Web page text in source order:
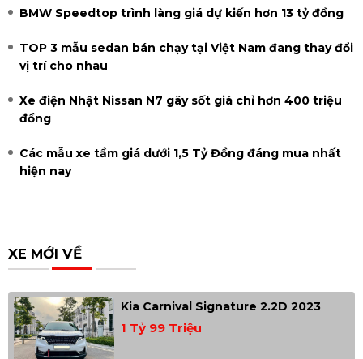
BMW Speedtop trình làng giá dự kiến hơn 13 tỷ đồng
TOP 3 mẫu sedan bán chạy tại Việt Nam đang thay đổi
vị trí cho nhau
Xe điện Nhật Nissan N7 gây sốt giá chỉ hơn 400 triệu
đồng
Các mẫu xe tầm giá dưới 1,5 Tỷ Đồng đáng mua nhất
hiện nay
XE MỚI VỀ
Kia Carnival Signature 2.2D 2023
1 Tỷ 99 Triệu